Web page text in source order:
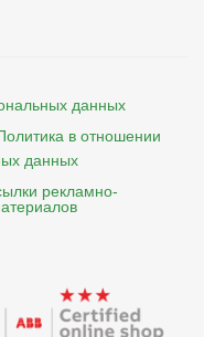
данных
в отношении
данных
рекламно-